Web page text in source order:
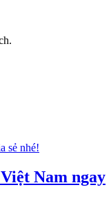
sẻ nhé!
Nam ngay